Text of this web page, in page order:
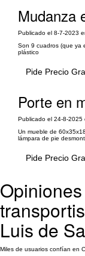
Mudanza
Publicado el 8-7-2023
Son 9 cuadros (que ya
plástico
Pide Precio
Porte en
Publicado el 24-8-2025
Un mueble de
lámpara de pie
Pide Precio
Luis de
Miles de usuarios confían en